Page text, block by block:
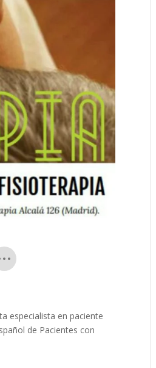
especialista en paciente
de Pacientes con